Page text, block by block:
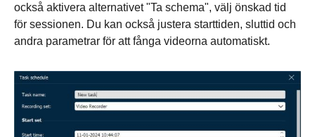
Steg 1.
också aktivera alternativet "Ta schema", välj önskad tid
för sessionen. Du kan också justera starttiden, sluttid och
andra parametrar för att fånga videorna automatiskt.